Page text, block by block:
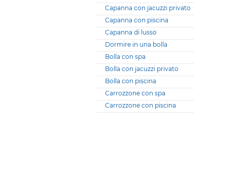
Capanna con jacuzzi privato
Capanna con piscina
Capanna di lusso
Dormire in una bolla
Bolla con spa
Bolla con jacuzzi privato
Bolla con piscina
Carrozzone con spa
Carrozzone con piscina